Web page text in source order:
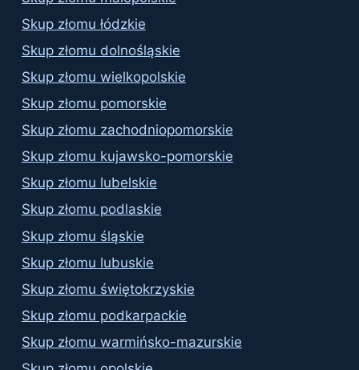
Skup złomu łódzkie
Skup złomu dolnośląskie
Skup złomu wielkopolskie
Skup złomu pomorskie
Skup złomu zachodniopomorskie
Skup złomu kujawsko-pomorskie
Skup złomu lubelskie
Skup złomu podlaskie
Skup złomu śląskie
Skup złomu lubuskie
Skup złomu świętokrzyskie
Skup złomu podkarpackie
Skup złomu warmińsko-mazurskie